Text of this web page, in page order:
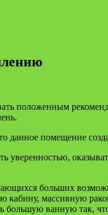
положенным
данное помещение
уверенностью,
больших
кабину, массивную
ванную так,